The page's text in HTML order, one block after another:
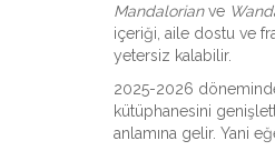
Mandalorianve
içeriği, aile dostu ve
yetersiz kalabilir.
2025-2026
kütüphanesini
anlamına gelir. Yani